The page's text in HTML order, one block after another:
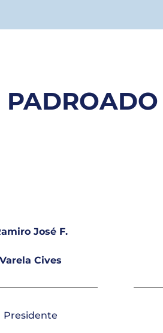
José F.
Varela Cives
Presidente